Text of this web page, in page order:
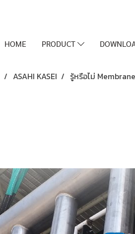
HOME PRODUCT
ASAHI KASEI รู้หรือไม่